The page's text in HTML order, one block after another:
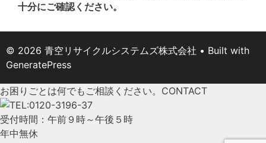
十分にご確認ください。
© 2026 青空リサイクルシステムズ株式会社 • Built with
GeneratePress
お困りごとは何でもご相談ください。 CONTACT
受付時間：午前９時～午後５時
年中無休